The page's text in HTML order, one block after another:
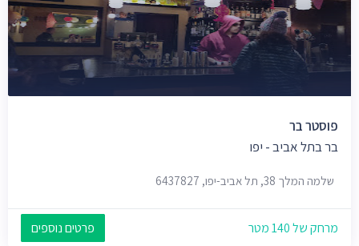
פוסטר בר
בר בתל אביב - יפו
שלמה המלך 38, תל אביב-יפו, 6437827
מרחק של 140 מטר פרטים נוספים